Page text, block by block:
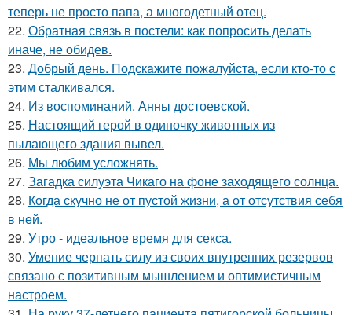
теперь не просто папа, а многодетный отец.
22. Обратная связь в постели: как попросить делать
иначе, не обидев.
23. Добрый день. Подскaжите пожалуйста, если кто-то с
этим сталкивался.
24. Из воспоминаний. Анны достоевской.
25. Настоящий герой в одиночку животных из
пылающего здания вывел.
26. Мы любим усложнять.
27. Загадка силуэта Чикаго на фоне заходящего солнца.
28. Когда скучно не от пустой жизни, а от отсутствия себя
в ней.
29. Утро - идеальное время для секса.
30. Умение черпать силу из своих внутренних резервов
связано с позитивным мышлением и оптимистичным
настроем.